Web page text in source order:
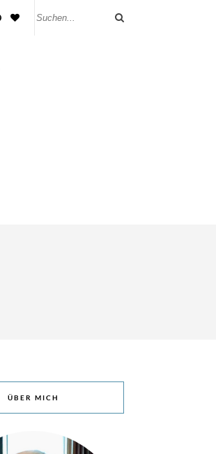
ÜBER MICH